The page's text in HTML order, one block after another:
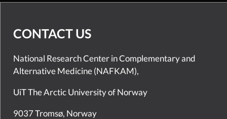
CONTACT US
National Research Center in Complementary and
Alternative Medicine (NAFKAM),
UiT The Arctic University of Norway
9037 Tromsø, Norway